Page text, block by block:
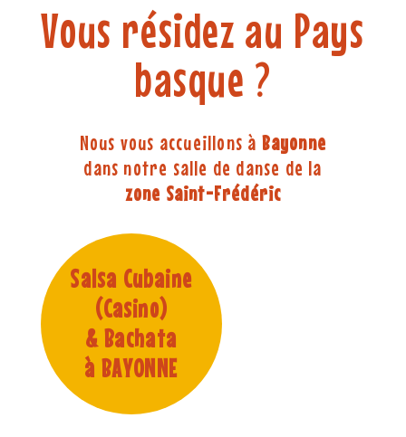
Vous résidez au Pays
basque ?
Nous vous accueillons à Bayonne
dans notre salle de danse de la
zone Saint-Frédéric
Salsa Cubaine
(Casino)
& Bachata
à BAYONNE